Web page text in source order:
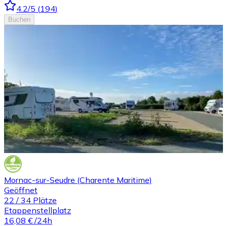
4.2/5 (194)
Buchen
Mornac-sur-Seudre (Charente Maritime)
Geöffnet
22 / 34 Plätze
Etappenstellplatz
16,08 € /24h